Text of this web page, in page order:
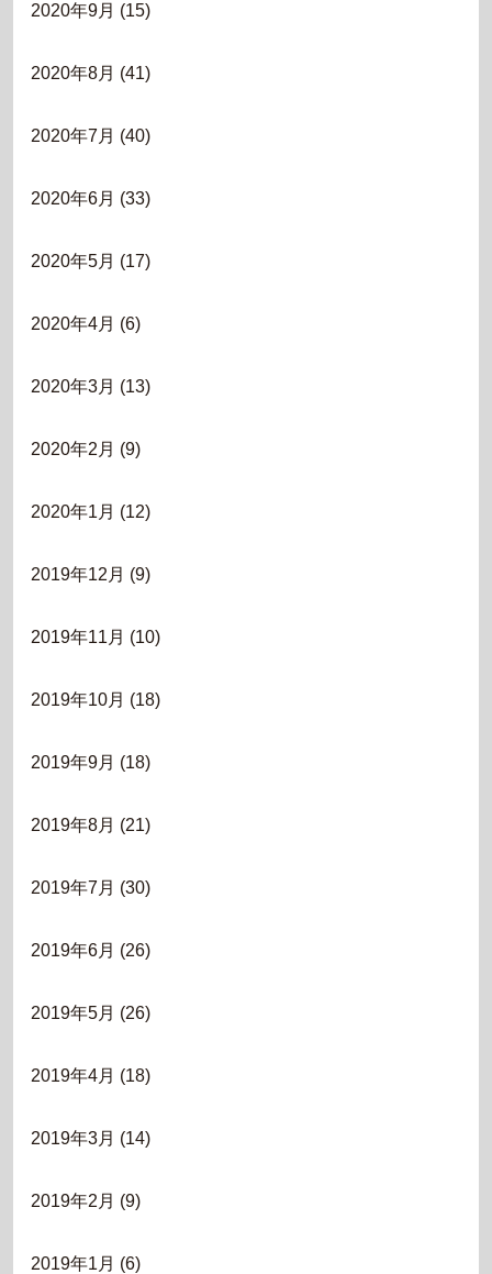
2020年9月 (15)
2020年8月 (41)
2020年7月 (40)
2020年6月 (33)
2020年5月 (17)
2020年4月 (6)
2020年3月 (13)
2020年2月 (9)
2020年1月 (12)
2019年12月 (9)
2019年11月 (10)
2019年10月 (18)
2019年9月 (18)
2019年8月 (21)
2019年7月 (30)
2019年6月 (26)
2019年5月 (26)
2019年4月 (18)
2019年3月 (14)
2019年2月 (9)
2019年1月 (6)